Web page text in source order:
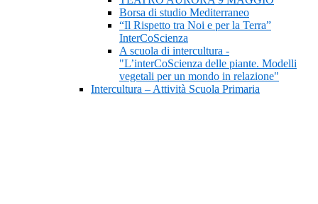
Borsa di studio Mediterraneo
“Il Rispetto tra Noi e per la Terra”
InterCoScienza
A scuola di intercultura -
"L’interCoScienza delle piante. Modelli
vegetali per un mondo in relazione"
Intercultura – Attività Scuola Primaria